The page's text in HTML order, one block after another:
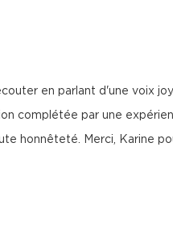
en parlant d'une voix
complétée par une
honnêteté. Merci, Karine